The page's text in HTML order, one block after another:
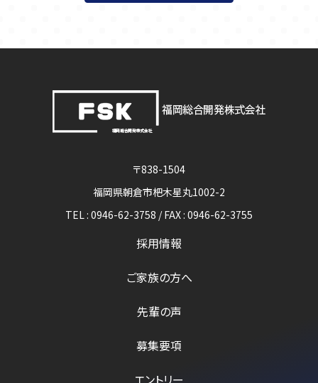
〒838-1504
福岡県朝倉市杷木星丸1002-2
TEL : 0946-62-3758 / FAX : 0946-62-3755
採用情報
ご家族の方へ
先輩の声
募集要項
エントリー